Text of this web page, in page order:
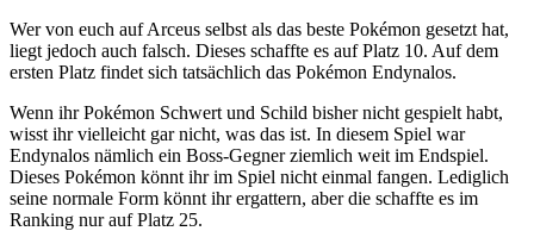
Wer von euch auf Arceus selbst als das beste Pokémon gesetzt hat,
liegt jedoch auch falsch. Dieses schaffte es auf Platz 10. Auf dem
ersten Platz findet sich tatsächlich das Pokémon Endynalos.
Wenn ihr Pokémon Schwert und Schild bisher nicht gespielt habt,
wisst ihr vielleicht gar nicht, was das ist. In diesem Spiel war
Endynalos nämlich ein Boss-Gegner ziemlich weit im Endspiel.
Dieses Pokémon könnt ihr im Spiel nicht einmal fangen. Lediglich
seine normale Form könnt ihr ergattern, aber die schaffte es im
Ranking nur auf Platz 25.